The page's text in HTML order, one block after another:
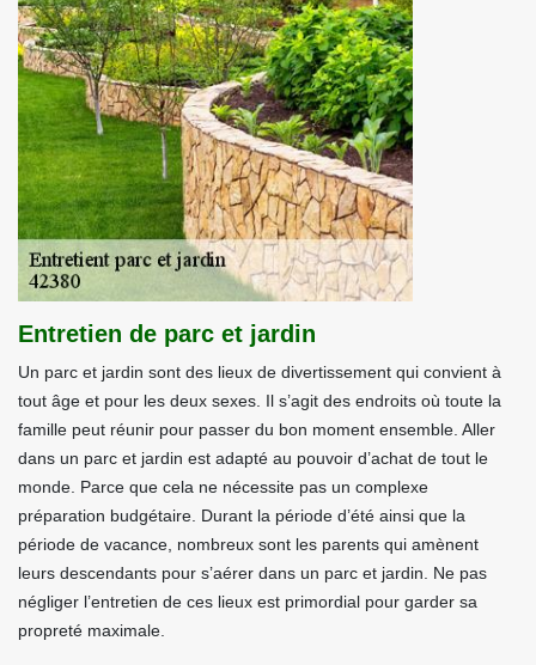
Entretien de parc et jardin
Un parc et jardin sont des lieux de divertissement qui convient à
tout âge et pour les deux sexes. Il s’agit des endroits où toute la
famille peut réunir pour passer du bon moment ensemble. Aller
dans un parc et jardin est adapté au pouvoir d’achat de tout le
monde. Parce que cela ne nécessite pas un complexe
préparation budgétaire. Durant la période d’été ainsi que la
période de vacance, nombreux sont les parents qui amènent
leurs descendants pour s’aérer dans un parc et jardin. Ne pas
négliger l’entretien de ces lieux est primordial pour garder sa
propreté maximale.